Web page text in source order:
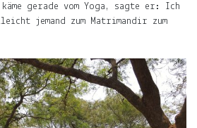
käme gerade vom Yoga, sagte er: Ich
jemand zum Matrimandir zum